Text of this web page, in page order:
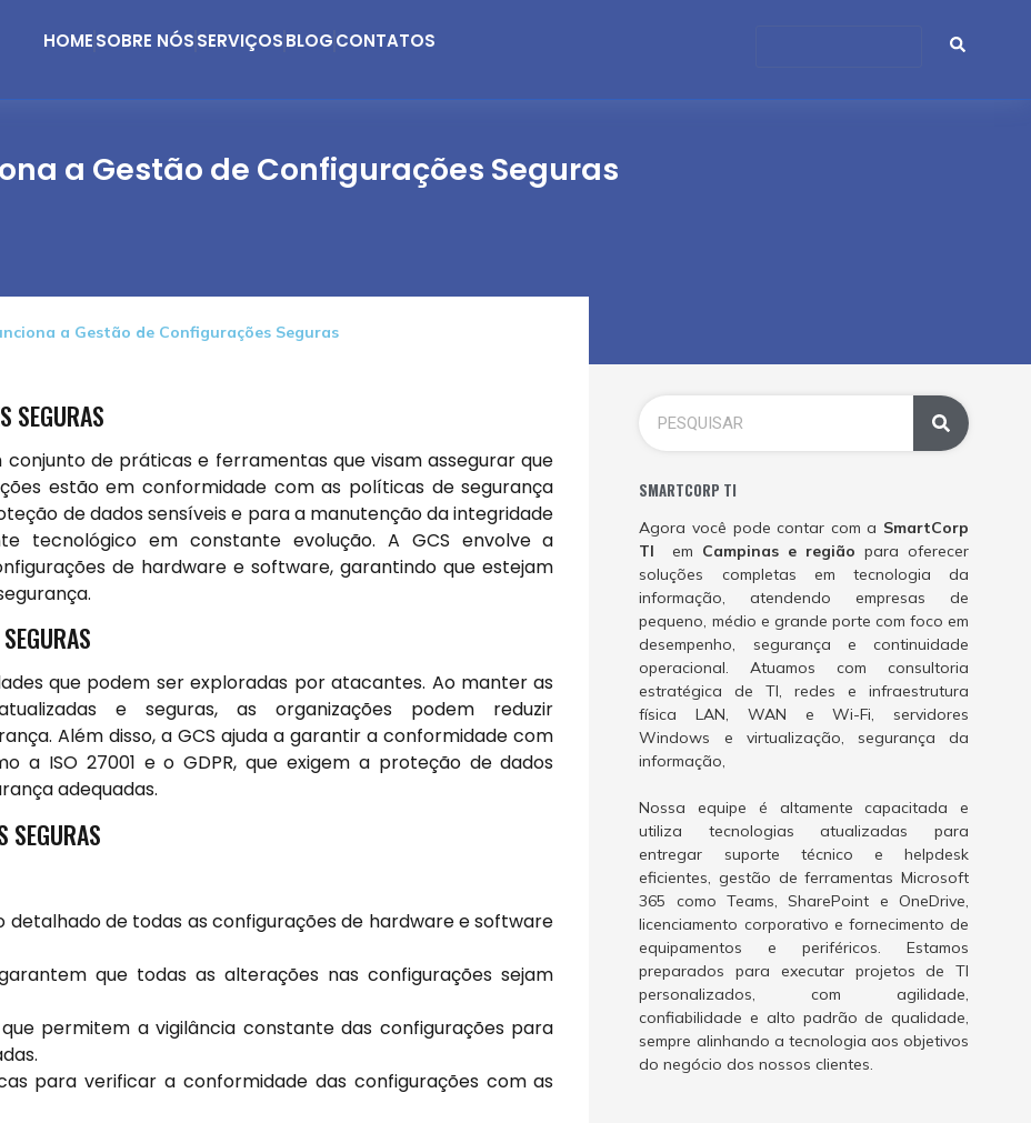
HOMESOBRE NÓSSERVIÇOSBLOGCONTATOS
a Gestão de Configurações Seguras
a Gestão de Configurações Seguras
SEGURAS
conjunto de práticas e ferramentas que visam assegurar que
estão em conformidade com as políticas de segurança
de dados sensíveis e para a manutenção da integridade
tecnológico em constante evolução. A GCS envolve a
de hardware e software, garantindo que estejam
que podem ser exploradas por atacantes. Ao manter as
e seguras, as organizações podem reduzir
Além disso, a GCS ajuda a garantir a conformidade com
a ISO 27001 e o GDPR, que exigem a proteção de dados
adequadas.
SEGURAS
detalhado de todas as configurações de hardware e software
que todas as alterações nas configurações sejam
permitem a vigilância constante das configurações para
para verificar a conformidade das configurações com as
SMARTCORP TI
Agora você pode contar com a SmartCorp
TI em Campinas e região para oferecer
soluções completas em tecnologia da
informação, atendendo empresas de
pequeno, médio e grande porte com foco em
desempenho, segurança e continuidade
operacional. Atuamos com consultoria
estratégica de TI, redes e infraestrutura
física LAN, WAN e Wi-Fi, servidores
Windows e virtualização, segurança da
informação,
Nossa equipe é altamente capacitada e
utiliza tecnologias atualizadas para
entregar suporte técnico e helpdesk
eficientes, gestão de ferramentas Microsoft
365 como Teams, SharePoint e OneDrive,
licenciamento corporativo e fornecimento de
equipamentos e periféricos. Estamos
preparados para executar projetos de TI
personalizados, com agilidade,
confiabilidade e alto padrão de qualidade,
sempre alinhando a tecnologia aos objetivos
do negócio dos nossos clientes.